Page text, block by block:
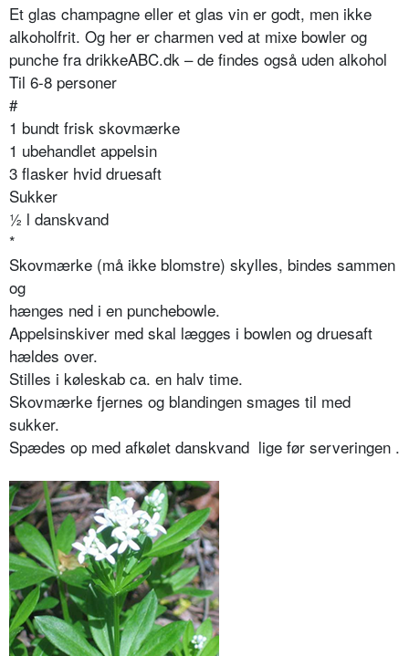
Et glas champagne eller et glas vin er godt, men ikke
alkoholfrit. Og her er charmen ved at mixe bowler og
punche fra drikkeABC.dk – de findes også uden alkohol
Til 6-8 personer
#
1 bundt frisk skovmærke
1 ubehandlet appelsin
3 flasker hvid druesaft
Sukker
½ l danskvand
*
Skovmærke (må ikke blomstre) skylles, bindes sammen
og
hænges ned i en punchebowle.
Appelsinskiver med skal lægges i bowlen og druesaft
hældes over.
Stilles i køleskab ca. en halv time.
Skovmærke fjernes og blandingen smages til med
sukker.
Spædes op med afkølet danskvand lige før serveringen .